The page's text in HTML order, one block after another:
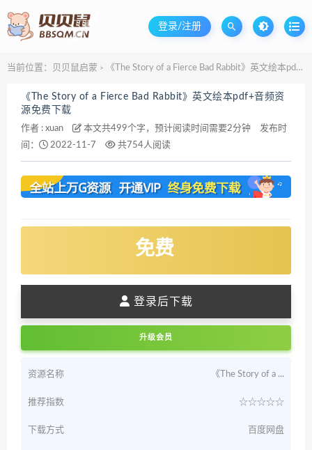
登录/注册
当前位置： 贝贝鼠启蒙 > 《The Story of a Fierce Bad Rabbit》英文绘本pdf+音频资源免费下载
《The Story of a Fierce Bad Rabbit》英文绘本pdf+音频资
源免费下载
作者 : xuan 本文共499个字，预计阅读时间需要2分钟
发布时
间：
2022-11-7 共754人阅读
免费
登录后下载
升级会员
资源名称 《The Story of a ...
推荐指数 ☆☆☆☆☆
下载方式 百度网盘